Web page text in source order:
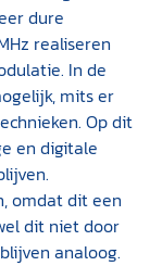
dure
realiseren
In de
mits er
Op dit
en digitale
omdat dit een
dit niet door
analoog.